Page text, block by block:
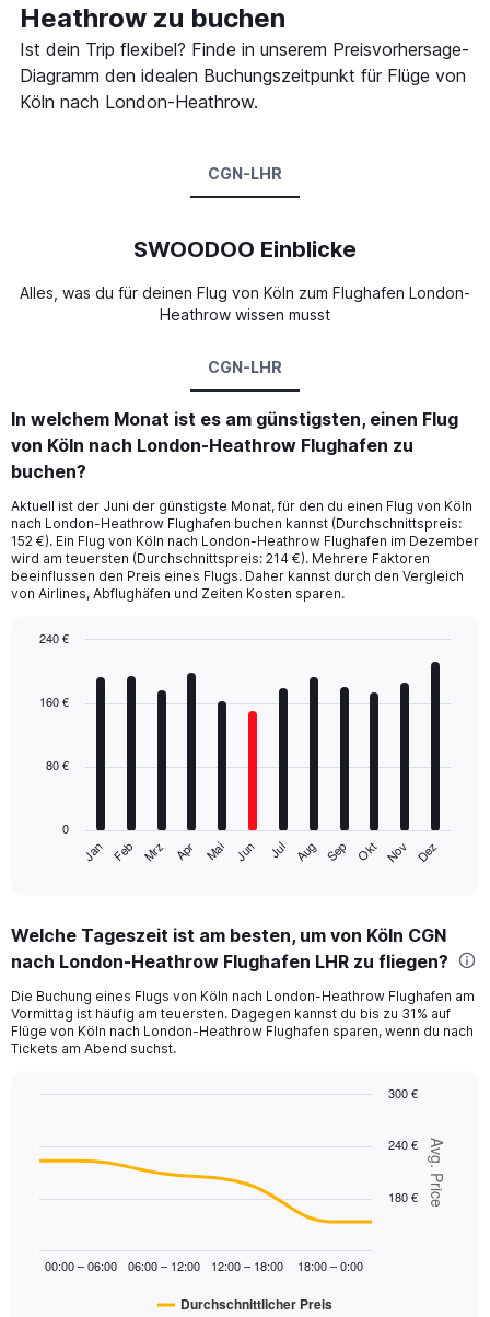
Heathrow zu buchen
Ist dein Trip flexibel? Finde in unserem Preisvorhersage-
Diagramm den idealen Buchungszeitpunkt für Flüge von
Köln nach London-Heathrow.
CGN-LHR
SWOODOO Einblicke
Alles, was du für deinen Flug von Köln zum Flughafen London-
Heathrow wissen musst
CGN-LHR
In welchem Monat ist es am günstigsten, einen Flug
von Köln nach London-Heathrow Flughafen zu
buchen?
Aktuell ist der Juni der günstigste Monat, für den du einen Flug von Köln
nach London-Heathrow Flughafen buchen kannst (Durchschnittspreis:
152 €). Ein Flug von Köln nach London-Heathrow Flughafen im Dezember
wird am teuersten (Durchschnittspreis: 214 €). Mehrere Faktoren
beeinflussen den Preis eines Flugs. Daher kannst durch den Vergleich
von Airlines, Abflughäfen und Zeiten Kosten sparen.
with
The
Range:
12
The
chart
has
values.
Range:
Jan Feb Mrz Apr Mai Jun Jul Aug Sep Okt Nov Dez
0
80 €
160 €
240 €
Welche Tageszeit ist am besten, um von Köln CGN
nach London-Heathrow Flughafen LHR zu fliegen?
Die Buchung eines Flugs von Köln nach London-Heathrow Flughafen am
Vormittag ist häufig am teuersten. Dagegen kannst du bis zu 31% auf
Flüge von Köln nach London-Heathrow Flughafen sparen, wenn du nach
Tickets am Abend suchst.
with
points.
The
chart
Avg. Price
Durchschnittlicher Preis
00:00 – 06:00 06:00 – 12:00 12:00 – 18:00 18:00 – 0:00
180 €
240 €
300 €